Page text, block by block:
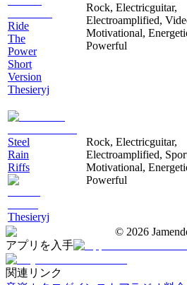
Ride
The
Power
Short
Version
Thesieryj
Rock, Electricguitar,
Electroamplified,
Motivational,
Powerful
Steel
Rain
Riffs
Thesieryj
Rock, Electricguitar,
Electroamplified,
Motivational,
Powerful
© 2026
アプリを入手
関連リンク